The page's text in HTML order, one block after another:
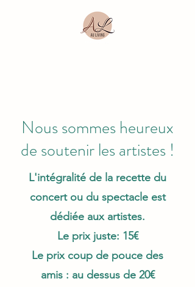
Nous sommes heureux
de soutenir les artistes !
L'intégralité de la recette du
concert ou du spectacle est
dédiée aux artistes.
Le prix juste: 15€
Le prix coup de pouce des
amis : au dessus de 20€